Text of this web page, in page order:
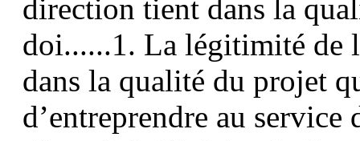
direction tient dans la
doi......1. La légitimité de
dans la qualité du projet
d’entreprendre au service